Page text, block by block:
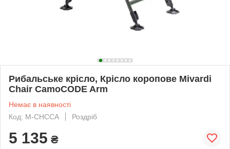
Рибальське крісло, Крісло коропове Mivardi
Chair CamoCODE Arm
Немає в наявності
Код: M-CHCCA
Роздріб
5 135 ₴